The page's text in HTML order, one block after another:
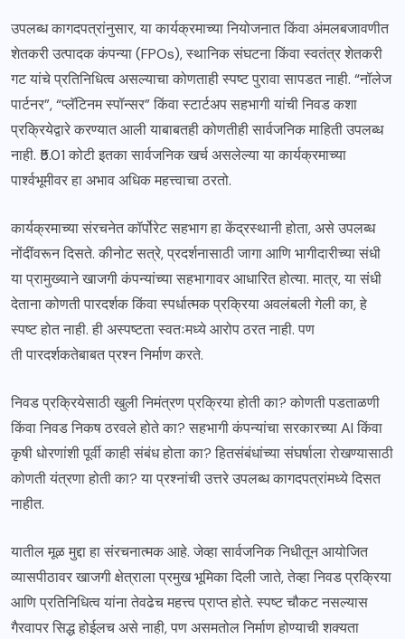
उपलब्ध कागदपत्रांनुसार, या कार्यक्रमाच्या नियोजनात किंवा अंमलबजावणीत
शेतकरी उत्पादक कंपन्या (FPOs), स्थानिक संघटना किंवा स्वतंत्र शेतकरी
गट यांचे प्रतिनिधित्व असल्याचा कोणताही स्पष्ट पुरावा सापडत नाही. “नॉलेज
पार्टनर”, “प्लॅटिनम स्पॉन्सर” किंवा स्टार्टअप सहभागी यांची निवड कशा
प्रक्रियेद्वारे करण्यात आली याबाबतही कोणतीही सार्वजनिक माहिती उपलब्ध
नाही. ₹5.01 कोटी इतका सार्वजनिक खर्च असलेल्या या कार्यक्रमाच्या
पार्श्वभूमीवर हा अभाव अधिक महत्त्वाचा ठरतो.
कार्यक्रमाच्या संरचनेत कॉर्पोरेट सहभाग हा केंद्रस्थानी होता, असे उपलब्ध
नोंदींवरून दिसते. कीनोट सत्रे, प्रदर्शनासाठी जागा आणि भागीदारीच्या संधी
या प्रामुख्याने खाजगी कंपन्यांच्या सहभागावर आधारित होत्या. मात्र, या संधी
देताना कोणती पारदर्शक किंवा स्पर्धात्मक प्रक्रिया अवलंबली गेली का, हे
स्पष्ट होत नाही. ही अस्पष्टता स्वतःमध्ये आरोप ठरत नाही. पण
ती पारदर्शकतेबाबत प्रश्न निर्माण करते.
निवड प्रक्रियेसाठी खुली निमंत्रण प्रक्रिया होती का? कोणती पडताळणी
किंवा निवड निकष ठरवले होते का? सहभागी कंपन्यांचा सरकारच्या AI किंवा
कृषी धोरणांशी पूर्वी काही संबंध होता का? हितसंबंधांच्या संघर्षाला रोखण्यासाठी
कोणती यंत्रणा होती का? या प्रश्नांची उत्तरे उपलब्ध कागदपत्रांमध्ये दिसत
नाहीत.
यातील मूळ मुद्दा हा संरचनात्मक आहे. जेव्हा सार्वजनिक निधीतून आयोजित
व्यासपीठावर खाजगी क्षेत्राला प्रमुख भूमिका दिली जाते, तेव्हा निवड प्रक्रिया
आणि प्रतिनिधित्व यांना तेवढेच महत्त्व प्राप्त होते. स्पष्ट चौकट नसल्यास
गैरवापर सिद्ध होईलच असे नाही, पण असमतोल निर्माण होण्याची शक्यता